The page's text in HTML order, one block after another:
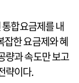
합요금제를 내
잡한 요금제와 혜
량과 속도만 보고
략이다.